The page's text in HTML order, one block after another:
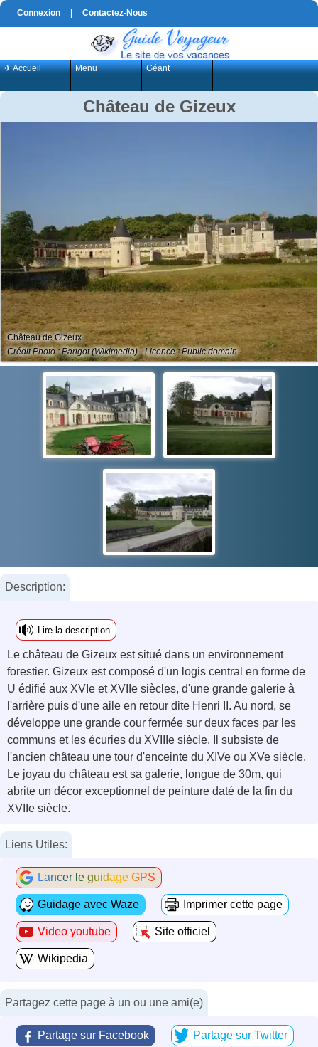
Connexion Contactez-Nous
✈ Accueil Menu Géant
Château de Gizeux
Château de Gizeux
Crédit Photo : Parigot (Wikimedia) - Licence : Public domain
Description:
Lire la description
Le château de Gizeux est situé dans un environnement
forestier. Gizeux est composé d'un logis central en forme de
U édifié aux XVIe et XVIIe siècles, d'une grande galerie à
l'arrière puis d'une aile en retour dite Henri II. Au nord, se
développe une grande cour fermée sur deux faces par les
communs et les écuries du XVIIIe siècle. Il subsiste de
l'ancien château une tour d'enceinte du XIVe ou XVe siècle.
Le joyau du château est sa galerie, longue de 30m, qui
abrite un décor exceptionnel de peinture daté de la fin du
XVIIe siècle.
Liens Utiles:
Lancer le guidage GPS
Guidage avec Waze Imprimer cette page
Video youtube Site officiel
Wikipedia
Partagez cette page à un ou une ami(e)
Partage sur Facebook Partage sur Twitter